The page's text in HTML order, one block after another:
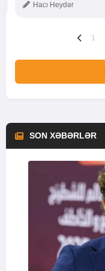
Hacı Heydər
1
SON XƏBƏRLƏR